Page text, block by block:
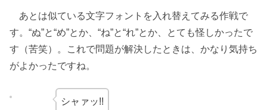
あとは似ている文字フォントを入れ替えてみる作戦で
す。“ぬ”と“め”とか、“ね”と“れ”とか、とても怪しかったで
す（苦笑）。これで問題が解決したときは、かなり気持ち
がよかったですね。
シャァッ!!